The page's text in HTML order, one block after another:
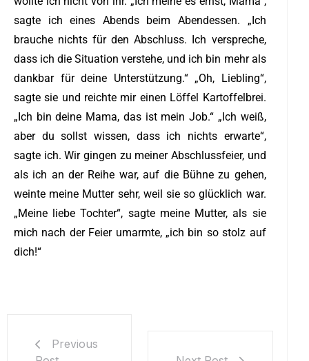
sagte ich eines Abends beim Abendessen. „Ich
brauche nichts für den Abschluss. Ich verspreche,
dass ich die Situation verstehe, und ich bin mehr als
dankbar für deine Unterstützung.“ „Oh, Liebling“,
sagte sie und reichte mir einen Löffel Kartoffelbrei.
„Ich bin deine Mama, das ist mein Job.“ „Ich weiß,
aber du sollst wissen, dass ich nichts erwarte“,
sagte ich. Wir gingen zu meiner Abschlussfeier, und
als ich an der Reihe war, auf die Bühne zu gehen,
weinte meine Mutter sehr, weil sie so glücklich war.
„Meine liebe Tochter“, sagte meine Mutter, als sie
mich nach der Feier umarmte, „ich bin so stolz auf
dich!“
Previous